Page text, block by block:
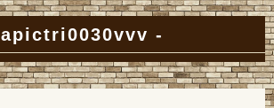
apictri0030vvv